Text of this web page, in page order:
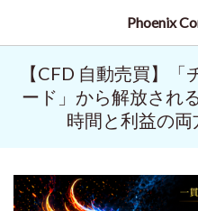
Phoenix
【CFD 自動売買】
ード」から解放され
時間と利益の